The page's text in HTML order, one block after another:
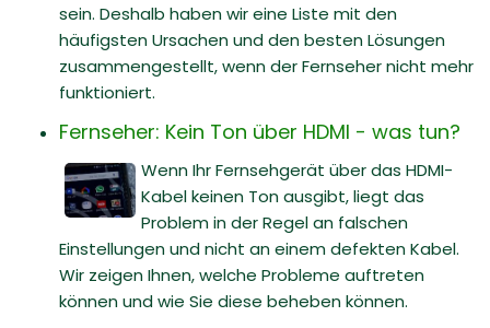
sein. Deshalb haben wir eine Liste mit den
häufigsten Ursachen und den besten Lösungen
zusammengestellt, wenn der Fernseher nicht mehr
funktioniert.
Fernseher: Kein Ton über HDMI - was tun?
Wenn Ihr Fernsehgerät über das HDMI-
Kabel keinen Ton ausgibt, liegt das
Problem in der Regel an falschen
Einstellungen und nicht an einem defekten Kabel.
Wir zeigen Ihnen, welche Probleme auftreten
können und wie Sie diese beheben können.